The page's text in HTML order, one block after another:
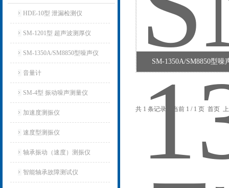
HDE-10型 泄漏检测仪
SM-1201型 超声波测厚仪
SM-1350A/SM8850型噪声仪
音量计
SM-4型 振动噪声测量仪
加速度测振仪
速度型测振仪
轴承振动（速度）测振仪
智能轴承故障测试仪
SM-1350A/SM8850型噪
共 1 条记录，当前 1 / 1 页 首页